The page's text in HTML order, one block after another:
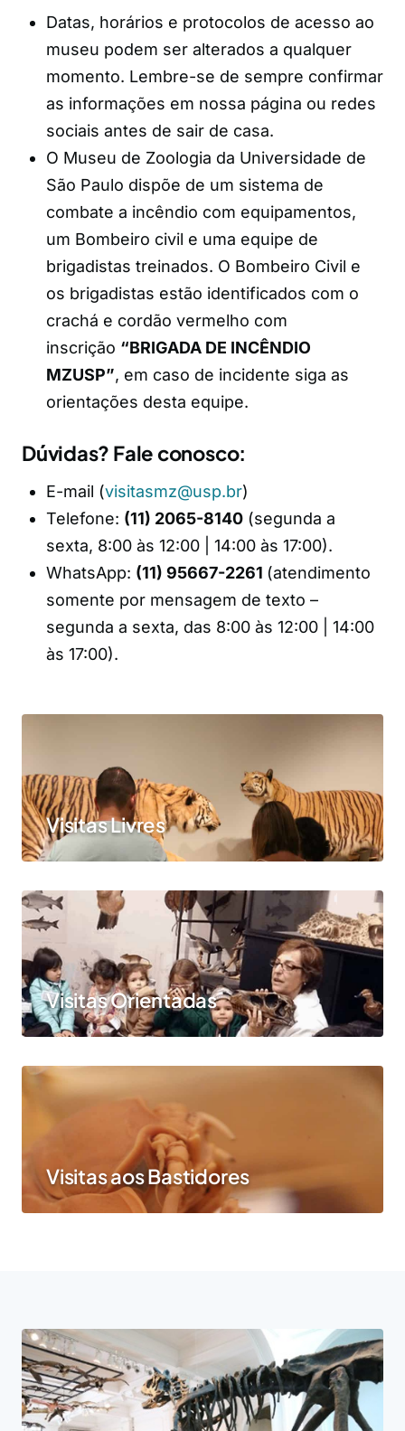
Datas, horários e protocolos de acesso ao
museu podem ser alterados a qualquer
momento. Lembre-se de sempre confirmar
as informações em nossa página ou redes
sociais antes de sair de casa.
O Museu de Zoologia da Universidade de
São Paulo dispõe de um sistema de
combate a incêndio com equipamentos,
um Bombeiro civil e uma equipe de
brigadistas treinados. O Bombeiro Civil e
os brigadistas estão identificados com o
crachá e cordão vermelho com
inscrição “BRIGADA DE INCÊNDIO
MZUSP”, em caso de incidente siga as
orientações desta equipe.
Dúvidas? Fale conosco:
E-mail (visitasmz@usp.br)
Telefone: (11) 2065-8140 (segunda a
sexta, 8:00 às 12:00 | 14:00 às 17:00).
WhatsApp: (11) 95667-2261 (atendimento
somente por mensagem de texto –
segunda a sexta, das 8:00 às 12:00 | 14:00
às 17:00).
Visitas Livres
Visitas Orientadas
Visitas aos Bastidores